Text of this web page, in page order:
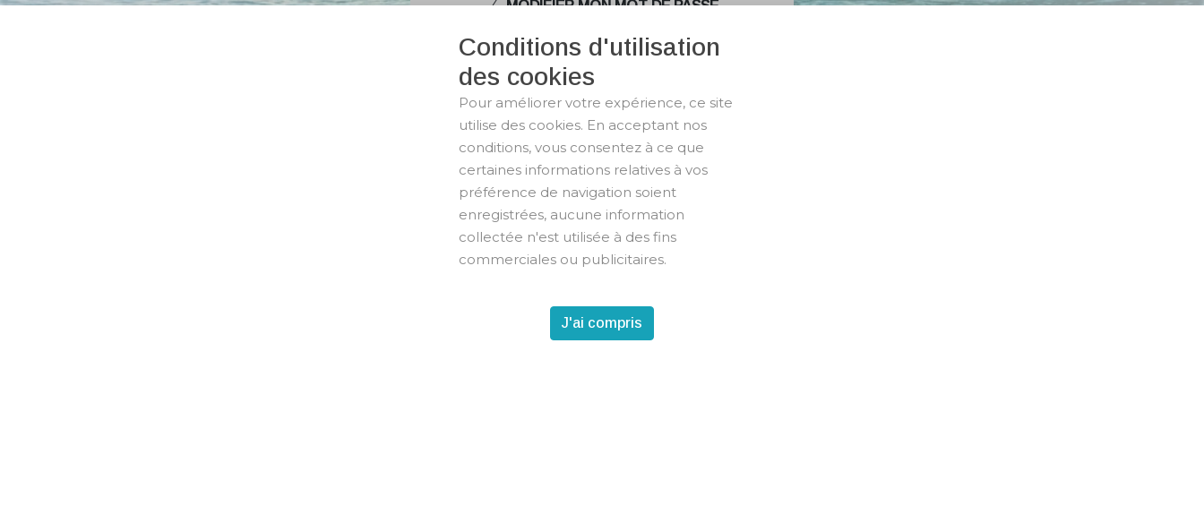
Conditions d'utilisation
des cookies
Pour améliorer votre expérience, ce site
utilise des cookies. En acceptant nos
conditions, vous consentez à ce que
certaines informations relatives à vos
préférence de navigation soient
enregistrées, aucune information
collectée n'est utilisée à des fins
commerciales ou publicitaires.
J'ai compris
MODIFIER MON MOT DE PASSE